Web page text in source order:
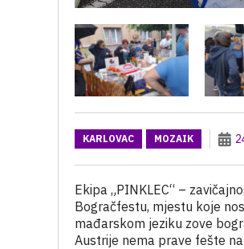
KARLOVAC MOZAIK
Ekipa „PINKLEC“ –
Bogračfestu, mjestu koje
mađarskom jeziku zove
Austrije nema prave fešte